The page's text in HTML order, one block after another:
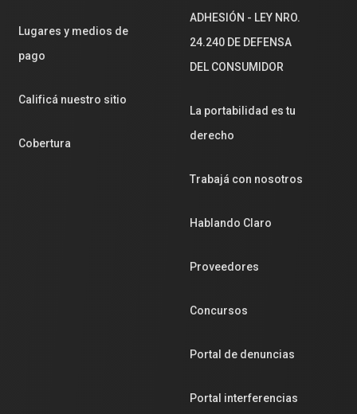
Lugares y medios de
pago
Calificá nuestro sitio
Cobertura
ADHESIÓN - LEY NRO.
24.240 DE DEFENSA
DEL CONSUMIDOR
La portabilidad es tu
derecho
Trabajá con nosotros
Hablando Claro
Proveedores
Concursos
Portal de denuncias
Portal interferencias